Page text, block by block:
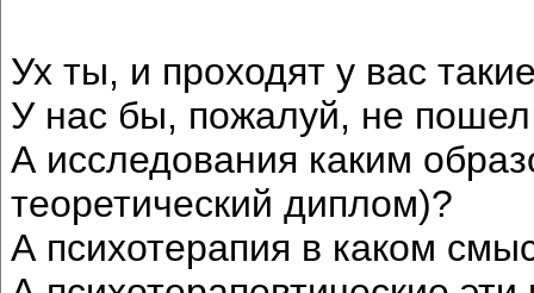
Ух ты, и проходят у вас
У нас бы, пожалуй, не
А исследования каким
теоретический диплом)?
А психотерапия в каком